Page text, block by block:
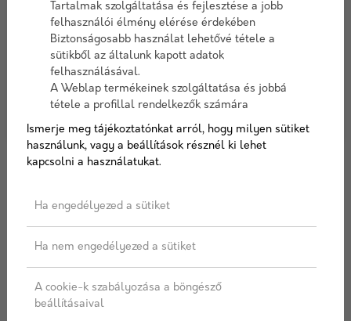
2024/12/06
Az építőanyagok szerepe a hő- és
hangszigetelésben: a csende...
hőmérő higanyszála lassan de biztosan süllyed, és a
szomszéd házibulijának zajai tompa morajként
Tartalmak szolgáltatása és fejlesztése a jobb
felhasználói élmény elérése érdekében
Biztonságosabb használat lehetővé tétele a
sütikből az általunk kapott adatok
felhasználásával.
A Weblap termékeinek szolgáltatása és jobbá
tétele a profillal rendelkezők számára
Ismerje meg tájékoztatónkat arról, hogy milyen sütiket
használunk, vagy a beállítások résznél ki lehet
kapcsolni a használatukat.
Ha engedélyezed a sütiket
Ha nem engedélyezed a sütiket
A cookie-k szabályozása a böngésző
beállításaival